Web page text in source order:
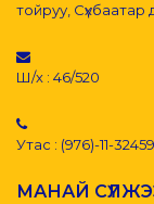
тойруу, Сүхбаатар
Ш/х : 46/520
Утас : (976)-11-
МАНАЙ